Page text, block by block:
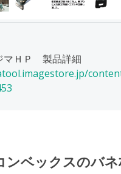
マＨＰ 製品詳細
ベックスのバネ